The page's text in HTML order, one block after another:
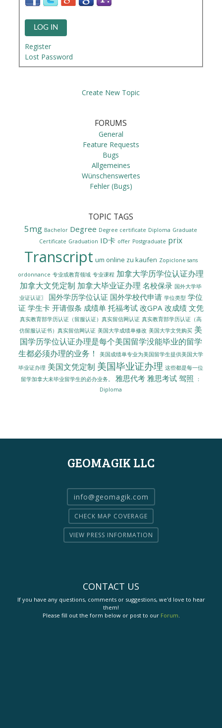
LOG IN
Register
Lost Password
Create New Topic
FORUMS
General
Feature Requests
Bugs
Allgemeines
Wünschenswertes
Fehler (Bugs)
TOPIC TAGS
5mg Bachelor Degree Degree certificate Diploma Graduate
Certificate Graduation ID卡 offer Postgraduate prix
Transcript um online zu kaufen Zopiclone sans
ordonnance 专业或教育领域 专业课程 加拿大学历学位认证办理
加拿大文凭定制 加拿大毕业证办理 名校保录 国外大学毕
业证认证〗
国外学历学位认证 国外学校代申请 学位类型 学位
证 学生卡 开请假条 成绩单 托福考试 改GPA 改成绩 文凭
真实教育部学历认证（留服认证）真实留信网认证 真实教育部学历认证（高
仿留服认证书）真实留信网认证 美国大学成绩单修改 美国大学文凭购买 美
国学历学位认证办理是每个美国留学没能毕业的留学
生都必须办理的业务！
美国成绩单专业为美国留学生提供美国大学
毕业证办理 美国文凭定制 美国毕业证办理 这些都是每一位
留学加拿大未毕业留学生的必办业务。
雅思代考 雅思考试 驾照
：
Diploma
GEOMAGIK LLC
info@geomagik.com
CHECK MAP COVERAGE
VIEW PRESS INFORMATION
CONTACT US
If you have any questions, comments or suggestions, we'd love to hear
them!
Please fill out the form below or post to our Forum.